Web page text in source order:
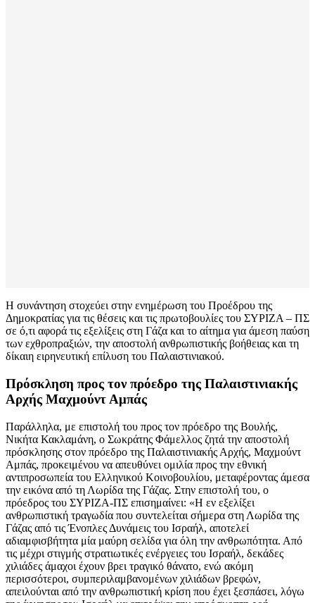
Η συνάντηση στοχεύει στην ενημέρωση του Προέδρου της
Δημοκρατίας για τις θέσεις και τις πρωτοβουλίες του ΣΥΡΙΖΑ – ΠΣ
σε ό,τι αφορά τις εξελίξεις στη Γάζα και το αίτημα για άμεση παύση
των εχθροπραξιών, την αποστολή ανθρωπιστικής βοήθειας και τη
δίκαιη ειρηνευτική επίλυση του Παλαιστινιακού.
Πρόσκληση προς τον πρόεδρο της Παλαιστινιακής
Αρχής Μαχμούντ Αμπάς
Παράλληλα, με επιστολή του προς τον πρόεδρο της Βουλής,
Νικήτα Κακλαμάνη, ο Σωκράτης Φάμελλος ζητά την αποστολή
πρόσκλησης στον πρόεδρο της Παλαιστινιακής Αρχής, Μαχμούντ
Αμπάς, προκειμένου να απευθύνει ομιλία προς την εθνική
αντιπροσωπεία του Ελληνικού Κοινοβουλίου, μεταφέροντας άμεσα
την εικόνα από τη Λωρίδα της Γάζας. Στην επιστολή του, ο
πρόεδρος του ΣΥΡΙΖΑ-ΠΣ επισημαίνει: «Η εν εξελίξει
ανθρωπιστική τραγωδία που συντελείται σήμερα στη Λωρίδα της
Γάζας από τις Ένοπλες Δυνάμεις του Ισραήλ, αποτελεί
αδιαμφισβήτητα μία μαύρη σελίδα για όλη την ανθρωπότητα. Από
τις μέχρι στιγμής στρατιωτικές ενέργειες του Ισραήλ, δεκάδες
χιλιάδες άμαχοι έχουν βρει τραγικό θάνατο, ενώ ακόμη
περισσότεροι, συμπεριλαμβανομένων χιλιάδων βρεφών,
απειλούνται από την ανθρωπιστική κρίση που έχει ξεσπάσει, λόγω